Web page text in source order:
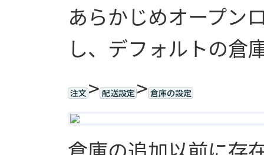
あらかじめオープン
し、デフォルトの倉
注文 > 配送設定 > 倉庫の設定